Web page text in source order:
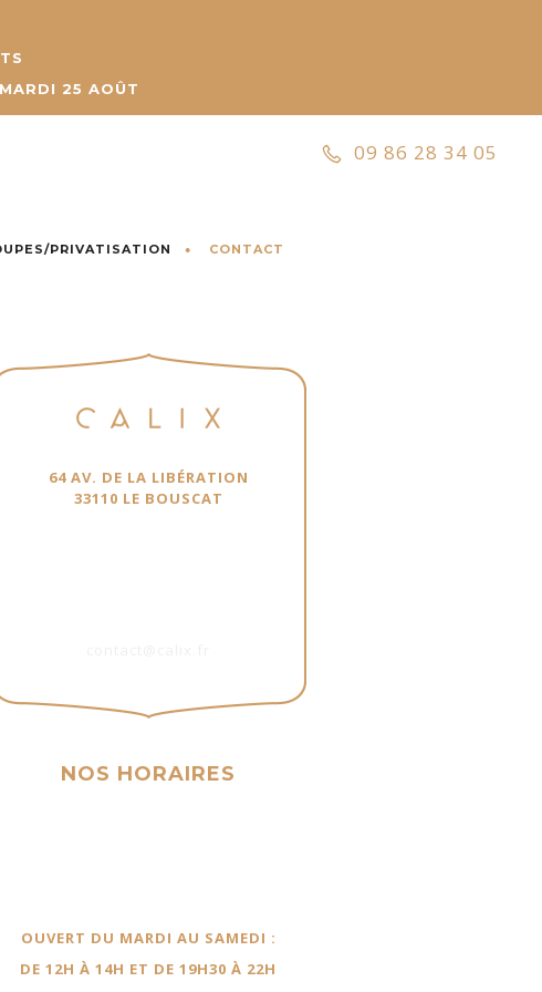
25 AOÛT
PRIVATISATION CONTACT
09 86 28 34 05
64 AV. DE LA LIBÉRATION
33110 LE BOUSCAT
NOS HORAIRES
OUVERT DU MARDI AU SAMEDI :
DE 12H À 14H ET DE 19H30 À 22H